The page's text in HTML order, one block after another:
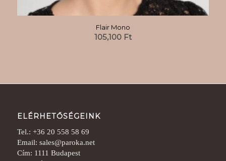
Flair Mono
105,100 Ft
ELÉRHETŐSÉGEINK
Tel.: +36 20 558 58 69
Email: sales@paroka.net
Cím: 1111 Budapest